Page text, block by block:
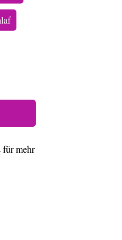
für mehr